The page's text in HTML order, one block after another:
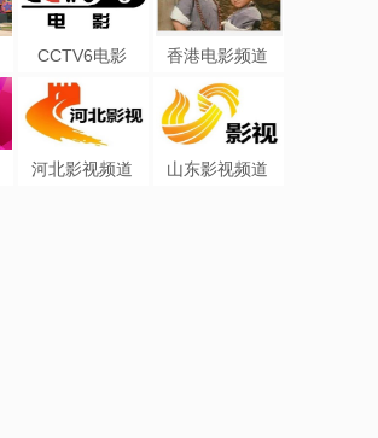
CCTV6电影 香港电影频道
河北影视频道 山东影视频道